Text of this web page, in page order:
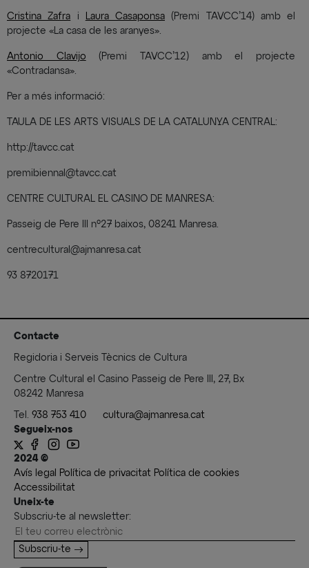
Cristina Zafra i Laura Casaponsa (Premi TAVCC’14) amb el
projecte «La casa de les aranyes».
Antonio Clavijo (Premi TAVCC’12) amb el projecte
«Contradansa».
Per a més informació:
TAULA DE LES ARTS VISUALS DE LA CATALUNYA CENTRAL:
http://tavcc.cat
premibiennal@tavcc.cat
CENTRE CULTURAL EL CASINO DE MANRESA:
Passeig de Pere III nº27 baixos, 08241 Manresa.
centrecultural@ajmanresa.cat
93 8720171
Contacte
Regidoria i Serveis Tècnics de Cultura
Centre Cultural el Casino Passeig de Pere III, 27, Bx
08242 Manresa
Tel. 938 753 410
cultura@ajmanresa.cat
Segueix-nos
2024 ©
Avís legal
Política de privacitat Política de cookies
Accessibilitat
Uneix-te
Subscriu-te al newsletter:
Subscriu-te